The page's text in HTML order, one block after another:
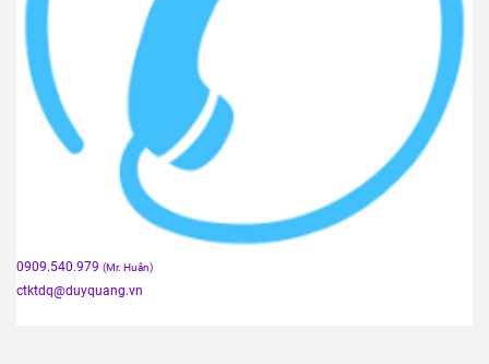
0909.540.979 (Mr. Huân)
ctktdq@duyquang.vn